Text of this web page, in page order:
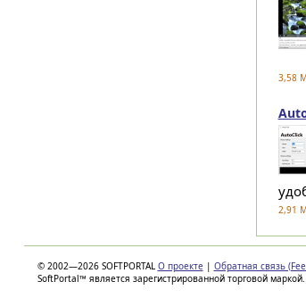
3,58
2,91
© 2002—2026 SOFTPORTAL О проекте | Обратная связь
SoftPortal™ является зарегистрированной торговой